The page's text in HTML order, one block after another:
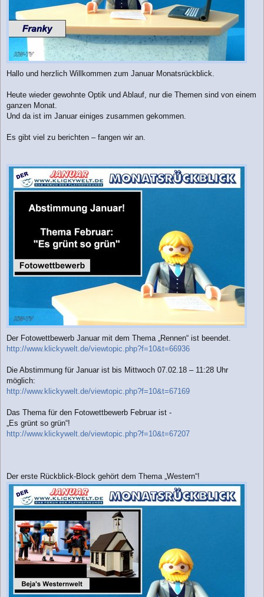
Hallo und herzlich Willkommen zum Januar Monatsrückblick.
Heute wieder gewohnte Optik und Ablauf, nur die Themen sind von einem
ganzen Monat.
Und da ist im Januar einiges zusammen gekommen.
Es gibt viel zu berichten – fangen wir an.
Der Fotowettbewerb Januar mit dem Thema „Rennen“ ist beendet.
http://www.klickywelt.de/viewtopic.php?f=10&t=66936
Die Abstimmung für Januar ist bis Mittwoch 07.02.18 – 11:28 Uhr
möglich:
http://www.klickywelt.de/viewtopic.php?f=10&t=67169
Das Thema für den Fotowettbewerb Februar ist -
„Es grünt so grün“!
http://www.klickywelt.de/viewtopic.php?f=10&t=67207
Der erste Rückblick-Block gehört dem Thema „Western“!